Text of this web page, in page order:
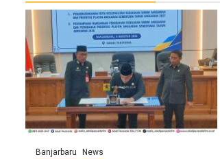
Banjarbaru News